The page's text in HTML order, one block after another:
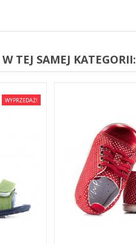
TEJ SAMEJ KATEGORII:
WYPRZEDAŻ!